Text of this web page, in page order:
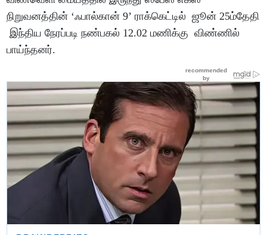
நிறுவனத்தின் ‘ஃபால்கான் 9’ ராக்கெட்டில் ஜூன் 25ம்தேதி
இந்திய நேரப்படி நண்பகல் 12.02 மணிக்கு விண்ணில்
பாய்ந்தனர்.